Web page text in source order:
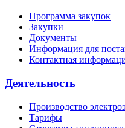
Программа закупок
Закупки
Документы
Информация для
Контактная
Деятельность
Производство
Тарифы